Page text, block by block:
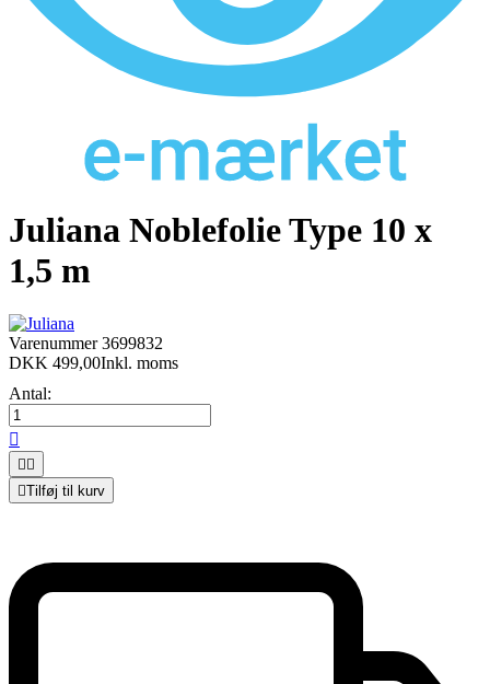
Juliana Noblefolie Type 10 x
1,5 m
Varenummer3699832
DKK 499,00Inkl. moms
Antal:

 
Tilføj til kurv